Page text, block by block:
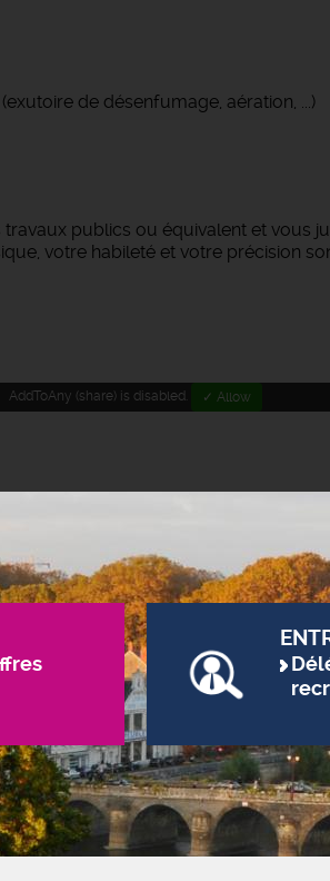
de désenfumage, aération, ...)
publics ou équivalent et vous
votre habileté et votre précision
AddToAny (share) is disabled. ✓ Allow